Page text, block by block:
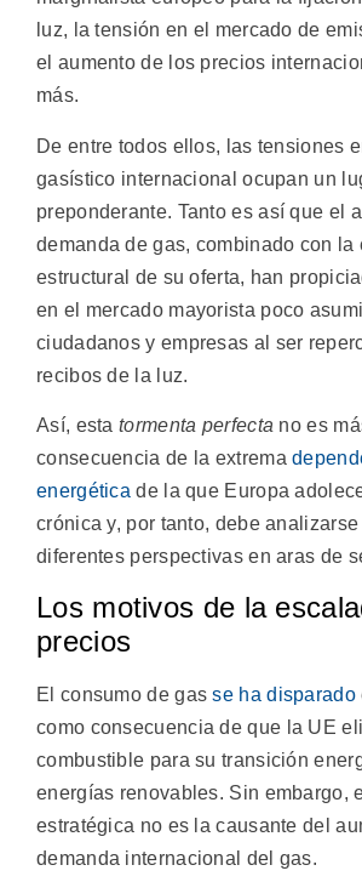
luz, la tensión en el mercado de
el aumento de los precios
más.
De entre todos ellos, las tensiones
gasístico internacional ocupan un
preponderante. Tanto es así que el
demanda de gas, combinado con la
estructural de su oferta, han
en el mercado mayorista poco
ciudadanos y empresas al ser
recibos de la luz.
Así, esta tormenta perfecta no es
consecuencia de la extrema
energética de la que Europa
crónica y, por tanto, debe
diferentes perspectivas en aras de
Los motivos de la
precios
El consumo de gasse ha disparado
como consecuencia de que la UE
combustible para su transición
energías renovables. Sin embargo,
estratégica no es la causante del
demanda internacional del gas.